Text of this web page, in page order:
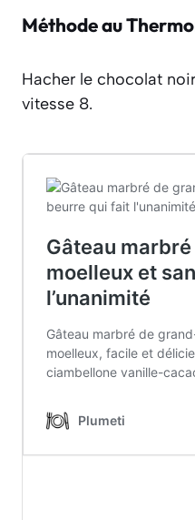
Méthode au
Hacher le chocolat
vitesse 8.